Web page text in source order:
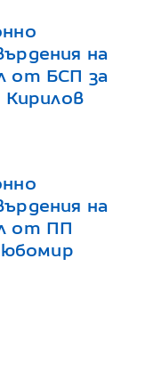
на
от БСП за
Кирилов
на
от ПП